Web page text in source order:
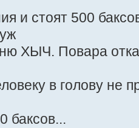
и стоят 500
ХЫЧ. Повара
в голову не
баксов...